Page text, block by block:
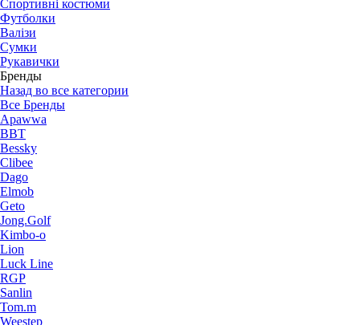
Спортивні костюми
Футболки
Валізи
Сумки
Рукавички
Бренды
Назад во все категории
Все Бренды
Apawwa
BBT
Bessky
Clibee
Dago
Elmob
Geto
Jong.Golf
Kimbo-o
Lion
Luck Line
RGP
Sanlin
Tom.m
Weestep